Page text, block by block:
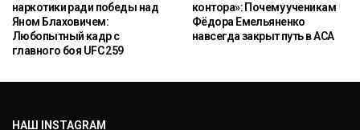
наркотики ради победы над
Яном Блаховичем:
Любопытный кадр с
главного боя UFC 259
контора»: Почему ученикам
Фёдора Емельяненко
навсегда закрыт путь в ACA
НАШ INSTAGRAM